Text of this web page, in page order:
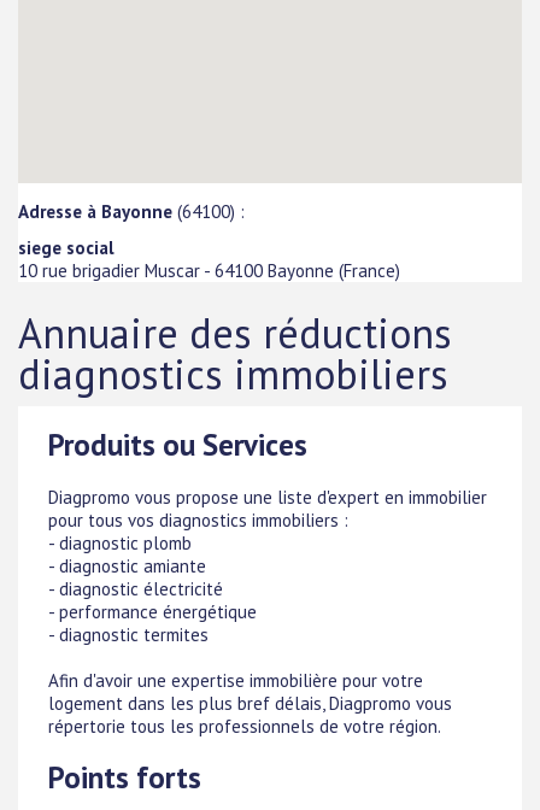
Adresse à Bayonne (64100) :
siege social
10 rue brigadier Muscar - 64100 Bayonne (France)
Annuaire des réductions
diagnostics immobiliers
Produits ou Services
Diagpromo vous propose une liste d'expert en immobilier
pour tous vos diagnostics immobiliers :
- diagnostic plomb
- diagnostic amiante
- diagnostic électricité
- performance énergétique
- diagnostic termites
Afin d'avoir une expertise immobilière pour votre
logement dans les plus bref délais, Diagpromo vous
répertorie tous les professionnels de votre région.
Points forts